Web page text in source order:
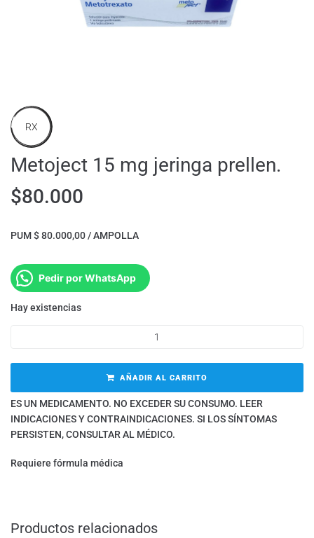
RX
Metoject 15 mg jeringa prellen.
$80.000
PUM $ 80.000,00 / AMPOLLA
Pedir por WhatsApp
Hay existencias
AÑADIR AL CARRITO
ES UN MEDICAMENTO. NO EXCEDER SU CONSUMO. LEER
INDICACIONES Y CONTRAINDICACIONES. SI LOS SÍNTOMAS
PERSISTEN, CONSULTAR AL MÉDICO.
Requiere fórmula médica
Productos relacionados